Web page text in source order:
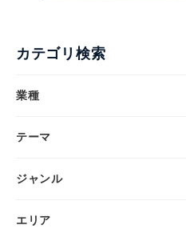
カテゴリ検索
業種
テーマ
ジャンル
エリア